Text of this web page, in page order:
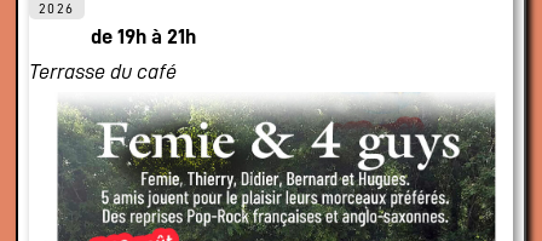
2026
de 19h à 21h
Terrasse du café